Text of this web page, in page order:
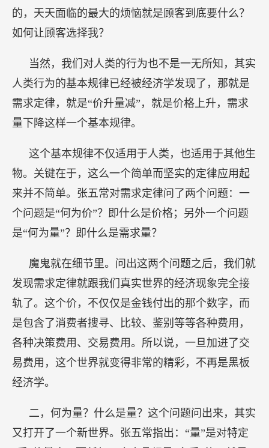
的，天天面临的最大的烦恼就是顾客到底要什么？
如何让顾客选择我？
当然，我们对人类的行为也不是一无所知，其实
人类行为的基本规律已经被经济学发现了，那就是
需求定律，就是“价升量减”，就是价格上升，需求
量下降这样一个基本规律。
这个基本规律不仅适用于人类，也适用于其他生
物。关键在于，这么一个简单而坚实的定律应用起
来并不简单。张五常对需求定律问了两个问题：一
个问题是“何为价”？即什么是价格；另外一个问题
是“何为量”？即什么是需求量？
魔鬼就在细节里。问出这两个问题之后，我们就
发现需求定律就跟我们真实世界的经济现象完全接
轨了。这个价，不仅仅是金钱付出的那个数字，而
是包含了消费者搜寻、比较、鉴别等等各种费用，
各种决策费用、交易费用。所以说，一旦加进了交
易费用，这个世界就变得非常的精彩，不再是黑板
经济学。
二，何为量？什么是量？这个问题问出来，其实
又打开了一个新世界。张五常指出：“量”是对特定